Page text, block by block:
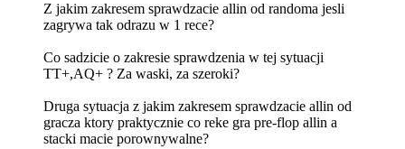
Z jakim zakresem sprawdzacie allin od randoma jesli
zagrywa tak odrazu w 1 rece?
Co sadzicie o zakresie sprawdzenia w tej sytuacji
TT+,AQ+ ? Za waski, za szeroki?
Druga sytuacja z jakim zakresem sprawdzacie allin od
gracza ktory praktycznie co reke gra pre-flop allin a
stacki macie porownywalne?